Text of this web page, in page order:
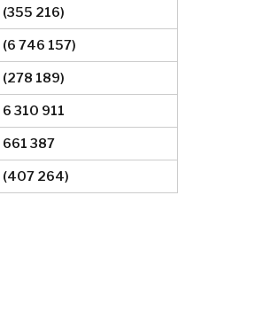
(355 216)
(6 746 157)
(278 189)
6 310 911
661 387
(407 264)